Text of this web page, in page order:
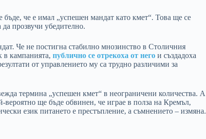
бъде, че е имал „успешен мандат като кмет“. Това ще се
да прозвучи убедително.
Че не постигна стабилно мнозинство в Столичния
в кампанията, публично се отрекоха от него и създадоха
от управлението му са трудно различими за
термина „успешен кмет“ в неограничени количества. А
вероятно ще бъде обвинен, че играе в полза на Кремъл,
език питането е престъпление, а съмнението – измяна.